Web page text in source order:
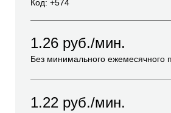
Код: +574
1.26 руб./мин.
Без минимального ежемесячного
1.22 руб./мин.